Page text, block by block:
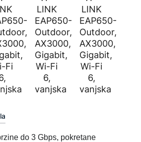
do 3 Gbps, pokretane